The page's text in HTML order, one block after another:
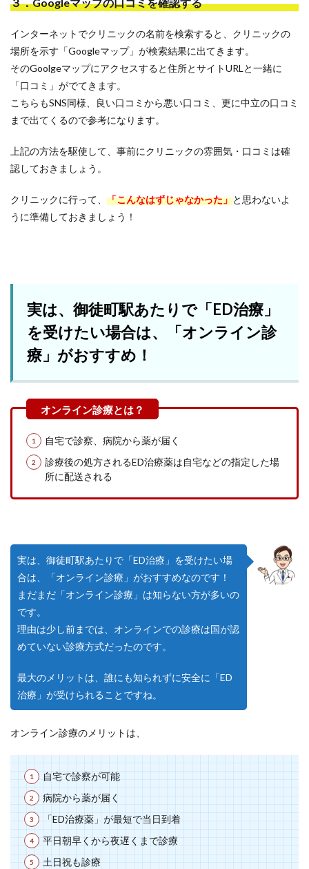
３．Googleマップの口コミを確認する
インターネットでクリニックの名前を検索すると、クリニックの
場所を示す「Googleマップ」が検索結果に出てきます。
そのGoolgeマップにアクセスすると住所とサイトURLと一緒に
「口コミ」がでてきます。
こちらもSNS同様、良い口コミから悪い口コミ、更に中立の口コミ
まで出てくるので参考になります。
上記の方法を駆使して、事前にクリニックの雰囲気・口コミは確
認しておきましょう。
クリニックに行って、 「こんなはずじゃなかった」と思わないよ
うに準備しておきましょう！
実は、御徒町駅あたりで「ED治療」
を受けたい場合は、「オンライン診
療」がおすすめ！
自宅で診察、病院から薬が届く
診療後の処方されるED治療薬は自宅などの指定した場
所に配送される
実は、御徒町駅あたりで「ED治療」を受けたい場
合は、「オンライン診療」がおすすめなのです！
まだまだ「オンライン診療」は知らない方が多いの
です。
理由は少し前までは、オンラインでの診療は国が認
めていない診療方式だったのです。
最大のメリットは、誰にも知られずに安全に「ED
治療」が受けられることですね。
オンライン診療のメリットは、
自宅で診察が可能
病院から薬が届く
「ED治療薬」が最短で当日到着
平日朝早くから夜遅くまで診療
土日祝も診療